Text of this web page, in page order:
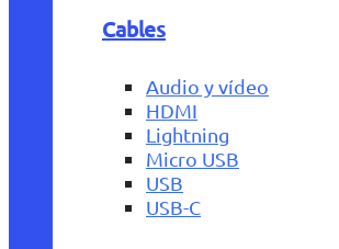
Cables
Audio y vídeo
HDMI
Lightning
Micro USB
USB
USB-C